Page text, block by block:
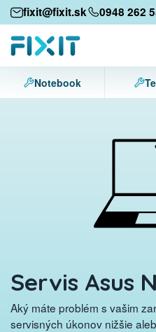
fixit@fixit.sk 0948 262
Mobilné zariadenia
Mobilné telefóny
Tablety
Notebook
Servis Asus
Aký máte problém s vašim
servisných úkonov nižšie